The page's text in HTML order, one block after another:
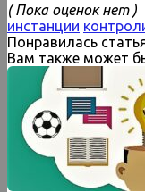
( Пока оценок нет )
инстанции
Понравилась
Вам также может